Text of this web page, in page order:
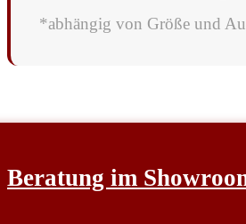
*abhängig von Größe und
Beratung im